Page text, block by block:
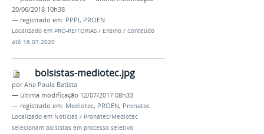
20/06/2018 10h38
— registrado em: PPPI, PROEN
Localizado em PRÓ-REITORIAS / Ensino / Conteúdo
até 16.07.2020
bolsistas-mediotec.jpg
porAna Paula Batista
— última modificação 12/07/2017 08h33
— registrado em: Mediotec, PROEN, Pronatec
Localizado em Notícias / Pronatec/Mediotec
selecionam bolsistas em processo seletivo